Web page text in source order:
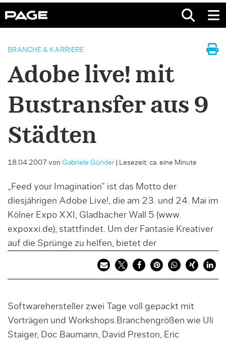
BRANCHE & KARRIERE
Adobe live! mit
Bustransfer aus 9
Städten
18.04.2007 von Gabriele Günder Lesezeit: ca. eine Minute
„Feed your Imagination“ ist das Motto der
diesjährigen Adobe Live!, die am 23. und 24. Mai im
Kölner Expo XXI, Gladbacher Wall 5 (www.
expoxxi.de), stattfindet. Um der Fantasie Kreativer
auf die Sprünge zu helfen, bietet der
Softwarehersteller zwei Tage voll gepackt mit
Vorträgen und Workshops.Branchengrößen wie Uli
Staiger, Doc Baumann, David Preston, Eric